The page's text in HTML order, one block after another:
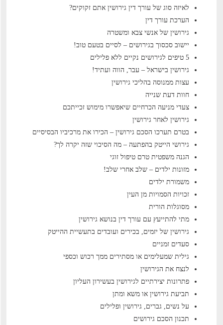
לאיזה סוג של עורך דין גירושין אתם זקוקים?
הערכת עורך דין
גירושין של אנשי צבא ומשטרה
יישוב סכסוך בגירושים – לסיים בטעם טוב!
5 טיפים לגירושים נקיים ללא פלילים
גירושין בישראל – עבר, הווה ועתיד!
עצות ממנוסה בהליכי גירושין
חוות דעת שנייה
צעדי מניעה הכרחיים שיאפשרו מימוש זכייתכם
גירושין לאחר גירושין
בטרם תערכו הסכם גירושין – הכירו את מרכיביו הבסיסיים
גירושי הייטק בהפתעה – מה הסיכוי שזה יקרה לך?
הגנה משפטית טרם טיפול זוגי
מזונות ילדים – שלב אחרי שלב!
משמורת ילדים
זכויות הסמויות מן העין
מסוגלות הורית
מתי להתייעץ עם עורך דין בנושא גירושין
גירושין של יזמים, בכירים ועובדים בתעשיית ההייטק
סעדים זמניים
גילית שמעלימים או מסתירים ממך רכוש וכספי
לנצח את הגירושין
פתרונות יצירתיים לגירושין בעשירון העליון
תביעת גירושין או משא ומתן
על נשים, גברים, גירושין ופלילים
תכנון הסכם גירושים